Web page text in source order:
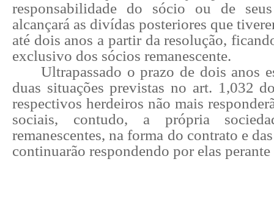
responsabilidade do sócio ou de
alcançará as divídas posteriores que
até dois anos a partir da resolução,
exclusivo dos sócios remanescente.
Ultrapassado o prazo de dois anos
duas situações previstas no art. 1,032
respectivos herdeiros não mais
sociais, contudo, a própria
remanescentes, na forma do contrato e
continuarão respondendo por elas perante